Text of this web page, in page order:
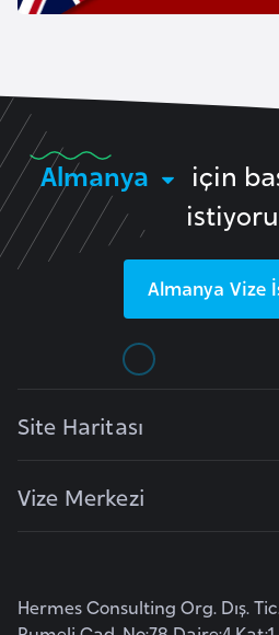
Almanya
için
Almanya Vize
Site Haritası
Vize Merkezi
Hermes Consulting Org. Dış.
n
a
G
ü
n
n
S
u